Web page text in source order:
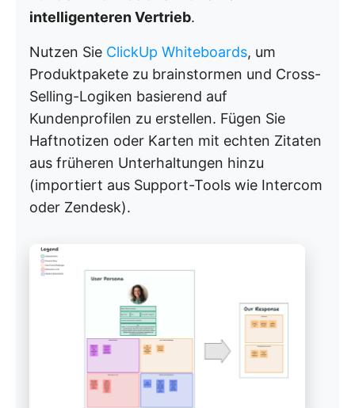
intelligenteren Vertrieb.
Nutzen Sie ClickUp Whiteboards, um
Produktpakete zu brainstormen und Cross-
Selling-Logiken basierend auf
Kundenprofilen zu erstellen. Fügen Sie
Haftnotizen oder Karten mit echten Zitaten
aus früheren Unterhaltungen hinzu
(importiert aus Support-Tools wie Intercom
oder Zendesk).